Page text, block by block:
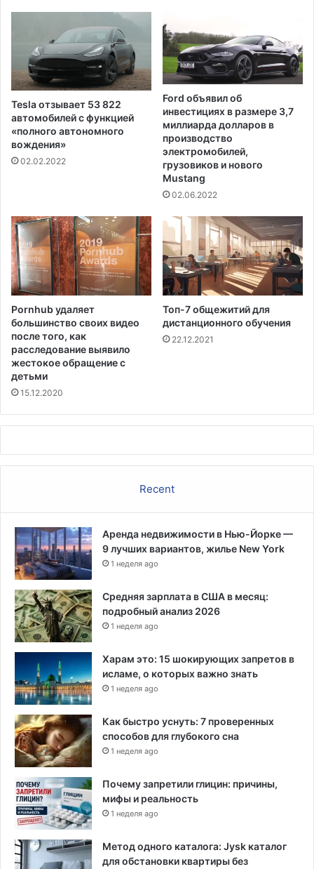
в
и
л
Б
л
и
н
Tesla отзывает 53 822
автомобилей с функцией
«полного автономного
вождения»
02.02.2022
Ford объявил об
инвестициях в размере 3,7
миллиарда долларов в
производство
электромобилей,
грузовиков и нового
Mustang
02.06.2022
Pornhub удаляет
большинство своих видео
после того, как
расследование выявило
жестокое обращение с
детьми
15.12.2020
Топ-7 общежитий для
дистанционного обучения
22.12.2021
Recent
Аренда недвижимости в Нью-Йорке —
9 лучших вариантов, жилье New York
1 неделя ago
Средняя зарплата в США в месяц:
подробный анализ 2026
1 неделя ago
Харам это: 15 шокирующих запретов в
исламе, о которых важно знать
1 неделя ago
Как быстро уснуть: 7 проверенных
способов для глубокого сна
1 неделя ago
Почему запретили глицин: причины,
мифы и реальность
1 неделя ago
Метод одного каталога: Jysk каталог
для обстановки квартиры без